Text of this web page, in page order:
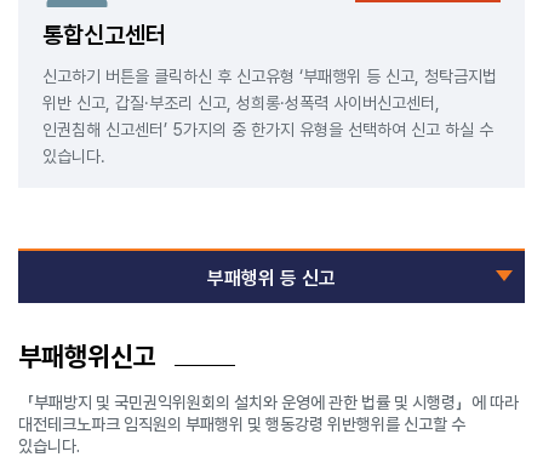
통합신고센터
신고하기 버튼을 클릭하신 후 신고유형 ‘부패행위 등 신고, 청탁금지법
위반 신고, 갑질·부조리 신고, 성희롱·성폭력 사이버신고센터,
인권침해 신고센터’ 5가지의 중 한가지 유형을 선택하여 신고 하실 수
있습니다.
부패행위 등 신고
부패행위신고
「부패방지 및 국민권익위원회의 설치와 운영에 관한 법률 및 시행령」에 따라
대전테크노파크 임직원의 부패행위 및 행동강령 위반행위를 신고할 수
있습니다.